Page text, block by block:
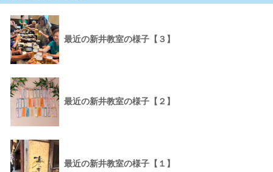
最近の新井教室の様子【３】
最近の新井教室の様子【２】
最近の新井教室の様子【１】